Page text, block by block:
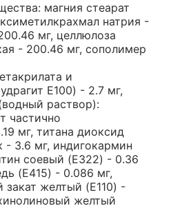
магния стеарат
натрия -
мг, целлюлоза
- 200.46 мг, сополимер
и
E100) - 2.7 мг,
раствор):
частично
мг, титана диоксид
- 3.6 мг, индигокармин
соевый (E322) - 0.36
(E415) - 0.086 мг,
закат желтый (E110) -
желтый